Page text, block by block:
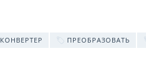
КОНВЕРТЕР ПРЕОБРАЗОВАТЬ